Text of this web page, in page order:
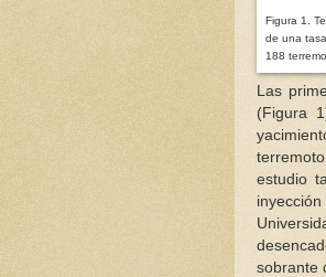
Figura 1.
de una
188
Las
(Figura
estudio
sobrante